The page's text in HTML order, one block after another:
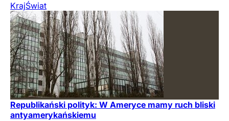
KrajŚwiat
Republikański polityk: W Ameryce mamy ruch bliski
antyamerykańskiemu